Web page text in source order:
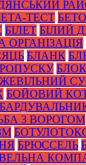
ТЕСТ
БІЛЕТ БІЛИЙ
ОРГАНІЗАЦІЯ
БЛАНК
БОЙОВИЙ
З ВОРОГОМ
БРЮССЕЛЬ